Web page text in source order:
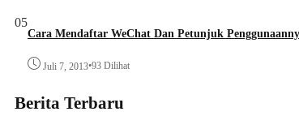
05
Cara Mendaftar WeChat Dan Petunjuk
Juli 7, 2013•93 Dilihat
Berita Terbaru